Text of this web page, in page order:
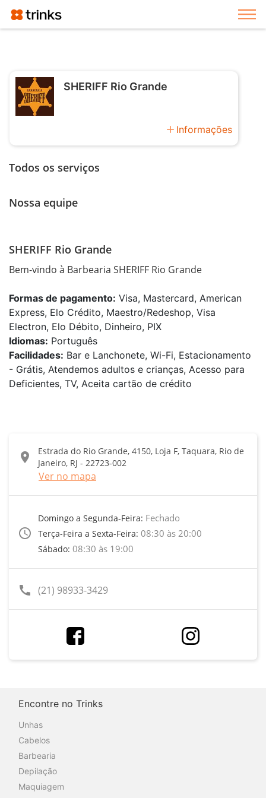
SHERIFF Rio Grande
add Informações
Todos os serviços
Nossa equipe
SHERIFF Rio Grande
Bem-vindo à Barbearia SHERIFF Rio Grande
Formas de pagamento: Visa, Mastercard, American
Express, Elo Crédito, Maestro/Redeshop, Visa
Electron, Elo Débito, Dinheiro, PIX
Idiomas: Português
Facilidades: Bar e Lanchonete, Wi-Fi, Estacionamento
- Grátis, Atendemos adultos e crianças, Acesso para
Deficientes, TV, Aceita cartão de crédito
location_on
Estrada do Rio Grande, 4150, Loja F, Taquara, Rio de
Janeiro, RJ - 22723-002
Ver no mapa
access_time
Domingo a Segunda-Feira: Fechado
Terça-Feira a Sexta-Feira: 08:30 às 20:00
Sábado: 08:30 às 19:00
call (21) 98933-3429
Encontre no Trinks
Unhas
Cabelos
Barbearia
Depilação
Maquiagem